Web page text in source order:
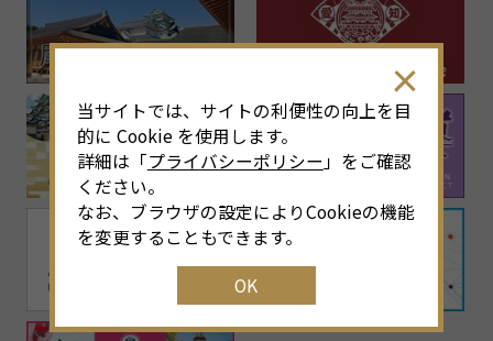
当サイトでは、サイトの利便性の向上を目
的に Cookie を使用します。
詳細は「プライバシーポリシー 」をご確認
ください。
なお、ブラウザの設定によりCookieの機能
を変更することもできます。
OK